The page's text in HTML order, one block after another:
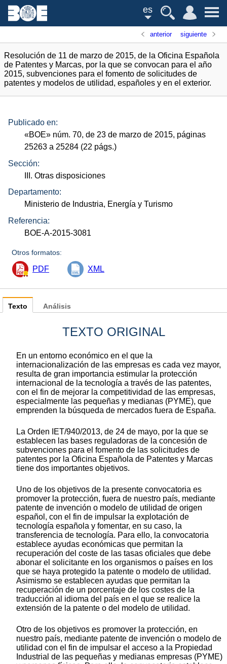
es
anterior siguiente
Resolución de 11 de marzo de 2015, de la Oficina Española
de Patentes y Marcas, por la que se convocan para el año
2015, subvenciones para el fomento de solicitudes de
patentes y modelos de utilidad, españoles y en el exterior.
Publicado en:
«BOE» núm. 70, de 23 de marzo de 2015, páginas
25263 a 25284 (22 págs.)
Sección:
III. Otras disposiciones
Departamento:
Ministerio de Industria, Energía y Turismo
Referencia:
BOE-A-2015-3081
Otros formatos:
PDF XML
Texto
TEXTO ORIGINAL
En un entorno económico en el que la
internacionalización de las empresas es cada vez mayor,
resulta de gran importancia estimular la protección
internacional de la tecnología a través de las patentes,
con el fin de mejorar la competitividad de las empresas,
especialmente las pequeñas y medianas (PYME), que
emprenden la búsqueda de mercados fuera de España.
La Orden IET/940/2013, de 24 de mayo, por la que se
establecen las bases reguladoras de la concesión de
subvenciones para el fomento de las solicitudes de
patentes por la Oficina Española de Patentes y Marcas
tiene dos importantes objetivos.
Uno de los objetivos de la presente convocatoria es
promover la protección, fuera de nuestro país, mediante
patente de invención o modelo de utilidad de origen
español, con el fin de impulsar la explotación de
tecnología española y fomentar, en su caso, la
transferencia de tecnología. Para ello, la convocatoria
establece ayudas económicas que permitan la
recuperación del coste de las tasas oficiales que debe
abonar el solicitante en los organismos o países en los
que se haya protegido la patente o modelo de utilidad.
Asimismo se establecen ayudas que permitan la
recuperación de un porcentaje de los costes de la
traducción al idioma del país en el que se realice la
extensión de la patente o del modelo de utilidad.
Otro de los objetivos es promover la protección, en
nuestro país, mediante patente de invención o modelo de
utilidad con el fin de impulsar el acceso a la Propiedad
Industrial de las pequeñas y medianas empresas (PYME)
Análisis